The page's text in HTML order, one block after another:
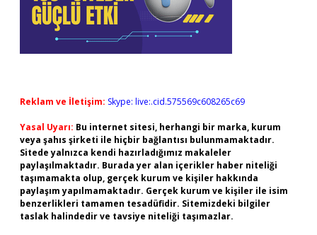
Reklam ve İletişim: Skype: live:.cid.575569c608265c69
Yasal Uyarı: Bu internet sitesi, herhangi bir marka, kurum
veya şahıs şirketi ile hiçbir bağlantısı bulunmamaktadır.
Sitede yalnızca kendi hazırladığımız makaleler
paylaşılmaktadır. Burada yer alan içerikler haber niteliği
taşımamakta olup, gerçek kurum ve kişiler hakkında
paylaşım yapılmamaktadır. Gerçek kurum ve kişiler ile isim
benzerlikleri tamamen tesadüfidir. Sitemizdeki bilgiler
taslak halindedir ve tavsiye niteliği taşımazlar.